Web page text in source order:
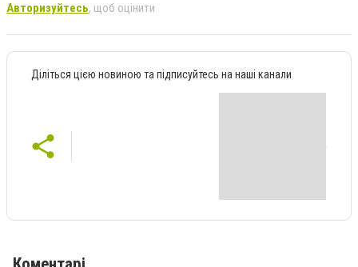
Авторизуйтесь, щоб оцінити
Діліться цією новиною та підписуйтесь на наші канали